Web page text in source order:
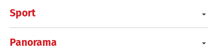
Sport
Panorama